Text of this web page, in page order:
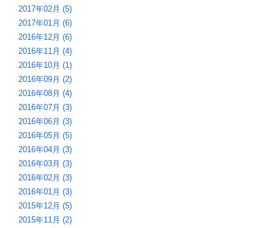
2017年02月 (5)
2017年01月 (6)
2016年12月 (6)
2016年11月 (4)
2016年10月 (1)
2016年09月 (2)
2016年08月 (4)
2016年07月 (3)
2016年06月 (3)
2016年05月 (5)
2016年04月 (3)
2016年03月 (3)
2016年02月 (3)
2016年01月 (3)
2015年12月 (5)
2015年11月 (2)